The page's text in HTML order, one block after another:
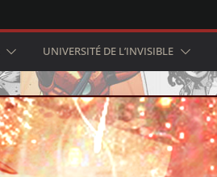
UNIVERSITÉ DE L’INVISIBLE